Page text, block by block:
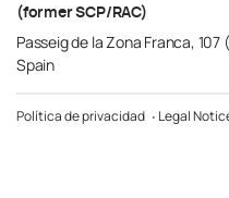
(former SCP/RAC)
Passeig de la Zona Franca,
Spain
Política de privacidad Legal